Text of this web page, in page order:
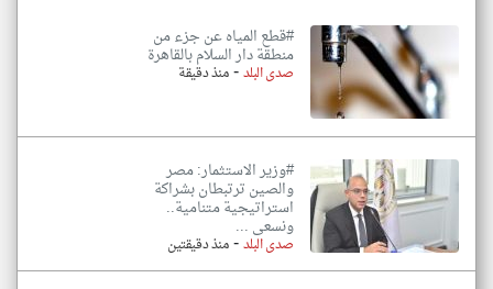
#قطع المياه عن جزء من
منطقة دار السلام بالقاهرة
صدى البلد-منذ دقيقة
#وزير الاستثمار: مصر
والصين ترتبطان بشراكة
استراتيجية متنامية..
ونسعى ...
صدى البلد-منذ دقيقتين